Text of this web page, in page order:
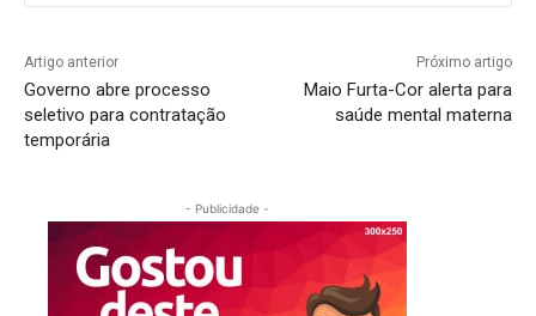
Artigo anterior
Governo abre processo
seletivo para contratação
temporária
Próximo artigo
Maio Furta-Cor alerta para
saúde mental materna
- Publicidade -